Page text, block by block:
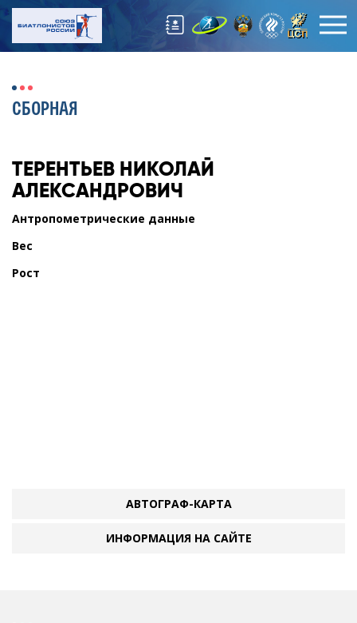
СБОРНАЯ
ТЕРЕНТЬЕВ НИКОЛАЙ
АЛЕКСАНДРОВИЧ
Антропометрические данные
Вес
Рост
АВТОГРАФ-КАРТА
ИНФОРМАЦИЯ НА САЙТЕ